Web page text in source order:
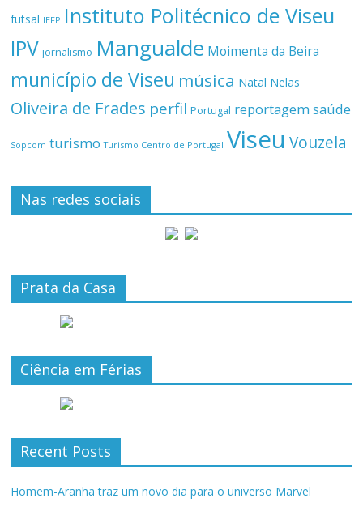
futsal IEFP Instituto Politécnico de Viseu
IPV jornalismo Mangualde Moimenta da Beira
município de Viseu música Natal Nelas
Oliveira de Frades perfil Portugal reportagemsaúde
Sopcom turismo Turismo Centro de Portugal Viseu Vouzela
Nas redes sociais
Prata da Casa
Ciência em Férias
Recent Posts
Homem-Aranha traz um novo dia para o universo Marvel